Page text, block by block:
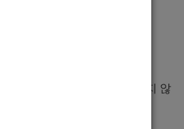
가게로 손님, 돈벌이 걱정하지 않